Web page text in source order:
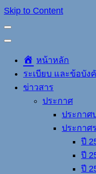
Skip to Content
หน้าหลัก
ระเบียบ และข้อบัง
ข่าวสาร
ประกาศ
ประกาศ
ประกาศ
ปี
ปี
ปี